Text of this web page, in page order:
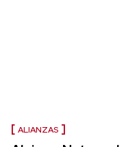
ALIANZAS